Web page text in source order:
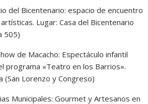
del Bicentenario: espacio de encuentro
Lugar: Casa del Bicentenario
505)
de Macacho: Espectáculo infantil
programa «Teatro en los Barrios».
(San Lorenzo y Congreso)
Municipales: Gourmet y Artesanos en